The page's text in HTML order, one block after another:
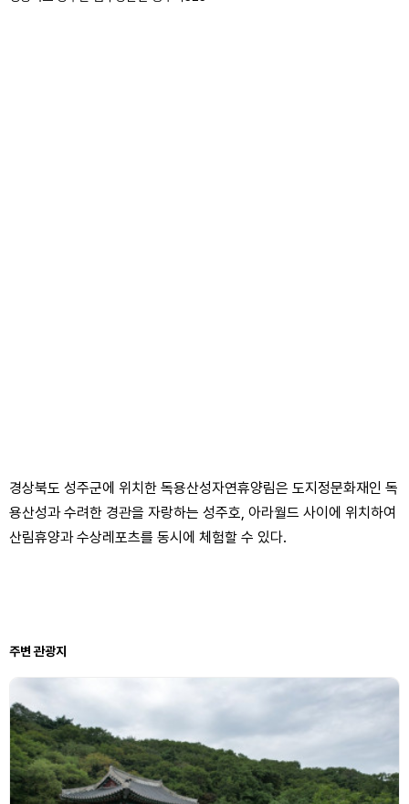
경상북도 성주군에 위치한 독용산성자연휴양림은 도지정문화재인 독
용산성과 수려한 경관을 자랑하는 성주호, 아라월드 사이에 위치하여
산림휴양과 수상레포츠를 동시에 체험할 수 있다.
주변 관광지